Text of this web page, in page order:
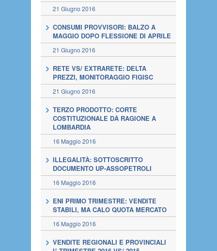
21 Giugno 2016
CONSUMI PROVVISORI: BALZO A
MAGGIO DOPO FLESSIONE DI APRILE
21 Giugno 2016
RETE VS/ EXTRARETE: DELTA
PREZZI, MONITORAGGIO FIGISC
21 Giugno 2016
TERZO PRODOTTO: CORTE
COSTITUZIONALE DÀ RAGIONE A
LOMBARDIA
16 Maggio 2016
ILLEGALITÀ: SOTTOSCRITTO
DOCUMENTO UP-ASSOPETROLI
16 Maggio 2016
ENI PRIMO TRIMESTRE: VENDITE
STABILI, MA CALO QUOTA MERCATO
16 Maggio 2016
VENDITE REGIONALI E PROVINCIALI